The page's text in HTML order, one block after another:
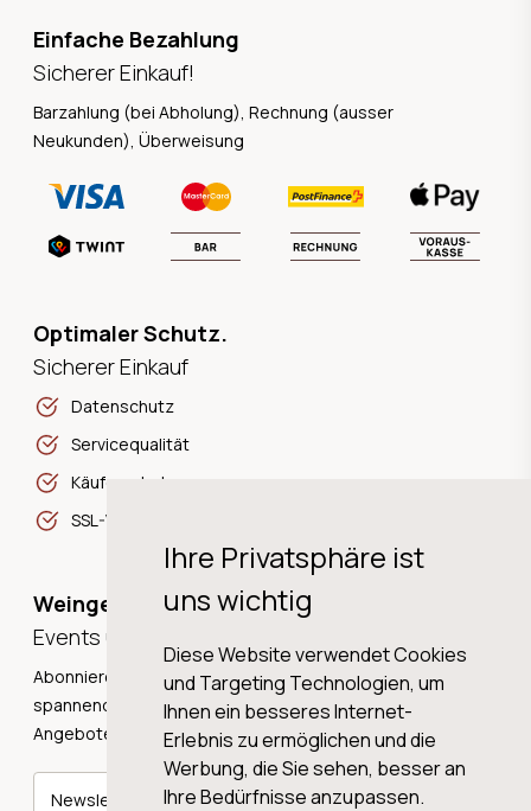
Ihre Privatsphäre ist
uns wichtig
Diese Website verwendet Cookies
und Targeting Technologien, um
Ihnen ein besseres Internet-
Erlebnis zu ermöglichen und die
Werbung, die Sie sehen, besser an
Ihre Bedürfnisse anzupassen.
Einfache Bezahlung
Sicherer Einkauf!
Barzahlung (bei Abholung), Rechnung (ausser
Neukunden), Überweisung
Optimaler Schutz.
Sicherer Einkauf
Datenschutz
Servicequalität
Käuferschutz
SSL-Verschlüsselung
Weingeschichten,
Events und Neuigkeiten!
Abonnieren Sie unseren Newsletter und erhalten Sie
spannende Weingeschichten, Neuigkeiten und tolle
Angebote direkt in Ihre Mailbox.
Newsletter abonnieren